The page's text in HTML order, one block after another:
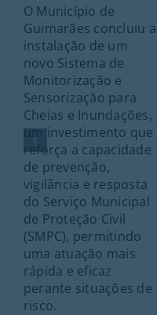
O Município de
Guimarães concluiu a
instalação de um
novo Sistema de
Monitorização e
Sensorização para
Cheias e Inundações,
um investimento que
reforça a capacidade
de prevenção,
vigilância e resposta
do Serviço Municipal
de Proteção Civil
(SMPC), permitindo
uma atuação mais
rápida e eficaz
perante situações de
risco.